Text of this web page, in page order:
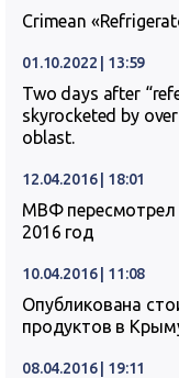
Crimean
01.10.2022 | 13:59
Two days after
skyrocketed by
oblast.
12.04.2016 | 18:01
МВФ пересмотрел
2016 год
10.04.2016 | 11:08
Опубликована
продуктов в
08.04.2016 | 19:11